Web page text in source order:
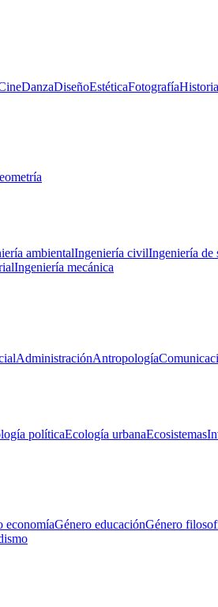
DanzaDiseñoEstéticaFotografía
ambientalIngeniería civilIngeniería de
Ingeniería mecánica
AdministraciónAntropología
políticaEcología urbanaEcosistemas
economíaGénero educaciónGénero